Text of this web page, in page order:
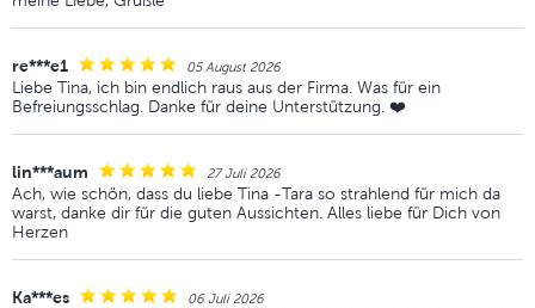
re***e1 05 August 2026
Liebe Tina, ich bin endlich raus aus der Firma. Was für ein
Befreiungsschlag. Danke für deine Unterstützung. ❤️
lin***aum 27 Juli 2026
Ach, wie schön, dass du liebe Tina -Tara so strahlend für mich da
warst, danke dir für die guten Aussichten. Alles liebe für Dich von
Herzen
Ka***es 06 Juli 2026